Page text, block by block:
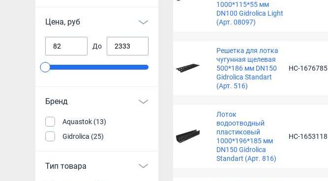
Цена, руб
До
Бренд
Aquastok (13)
Gidrolica (25)
Тип товара
1000*115*55 мм
DN100 Gidrolica Light
(Арт. 08097)
Решетка для лотка
чугунная щелевая
500*186 мм DN150
Gidrolica Standart
(Арт. 516)
НС-1676785
Лоток
водоотводный
пластиковый
1000*196*185 мм
DN150 Gidrolica
Standart (Арт. 816)
НС-1653118